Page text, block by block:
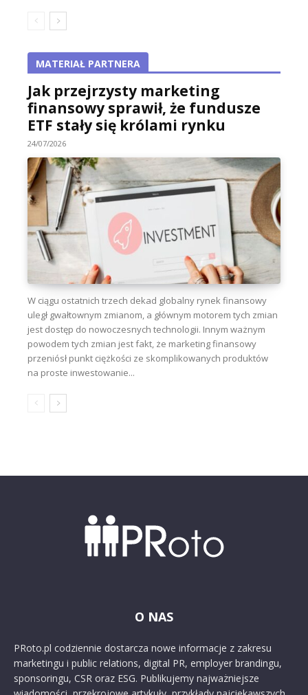
MATERIAŁ PARTNERA
Jak przejrzysty marketing
finansowy sprawił, że fundusze
ETF stały się królami rynku
24/07/2026
W ciągu ostatnich trzech dekad globalny rynek finansowy
uległ gwałtownym zmianom, a głównym motorem tych zmian
jest dostęp do nowoczesnych technologii. Innym ważnym
powodem tych zmian jest fakt, że marketing finansowy
przeniósł punkt ciężkości ze skomplikowanych produktów
na proste inwestowanie...
O NAS
PRoto.pl codziennie dostarcza nowe informacje z zakresu
marketingu i public relations, digital PR, employer brandingu,
sponsoringu, CSR oraz ESG. Publikujemy najważniejsze